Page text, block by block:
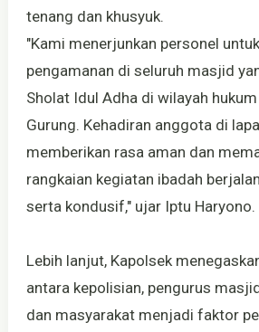
tenang dan khusyuk.
"Kami menerjunkan personel
pengamanan di seluruh masjid
Sholat Idul Adha di wilayah
Gurung. Kehadiran anggota di
memberikan rasa aman dan
rangkaian kegiatan ibadah
serta kondusif," ujar Iptu Haryono.
Lebih lanjut, Kapolsek
antara kepolisian, pengurus
dan masyarakat menjadi faktor